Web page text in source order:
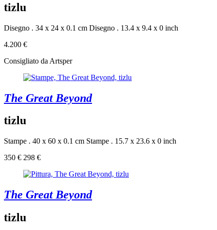
tizlu
Disegno . 34 x 24 x 0.1 cm Disegno . 13.4 x 9.4 x 0 inch
4.200 €
Consigliato da Artsper
The Great Beyond
tizlu
Stampe . 40 x 60 x 0.1 cm Stampe . 15.7 x 23.6 x 0 inch
350 € 298 €
The Great Beyond
tizlu